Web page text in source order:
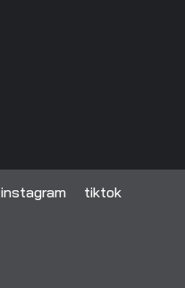
instagram tiktok